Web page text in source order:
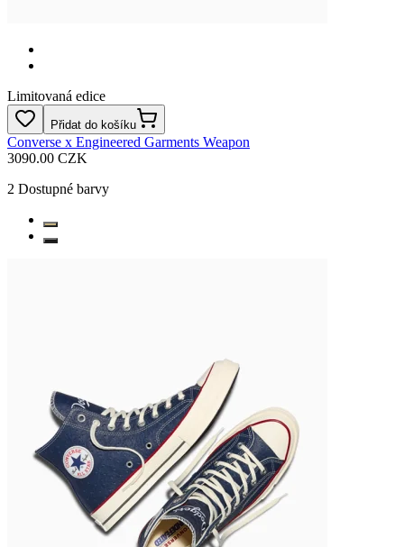
Limitovaná edice
Přidat do košíku
Converse x Engineered Garments Weapon
3090.00 CZK
2 Dostupné barvy